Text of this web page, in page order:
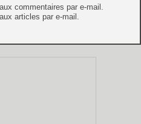
commentaires par e-mail.
articles par e-mail.